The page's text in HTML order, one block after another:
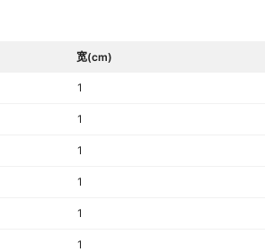
宽(cm)
1
1
1
1
1
1